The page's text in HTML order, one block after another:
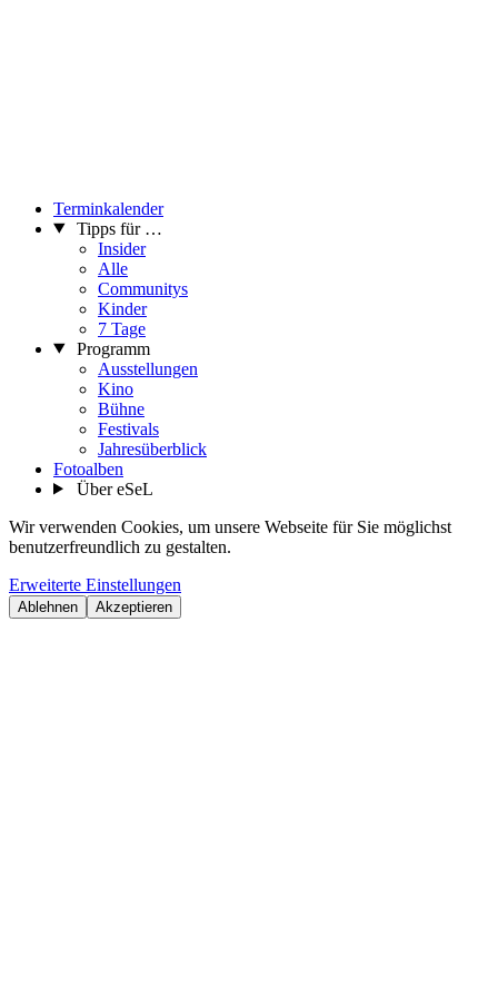
Terminkalender
Tipps für …
Insider
Alle
Communitys
Kinder
7 Tage
Programm
Ausstellungen
Kino
Bühne
Festivals
Jahresüberblick
Fotoalben
Über eSeL
Wir verwenden Cookies, um unsere Webseite für Sie möglichst
benutzerfreundlich zu gestalten.
Erweiterte Einstellungen
Ablehnen Akzeptieren